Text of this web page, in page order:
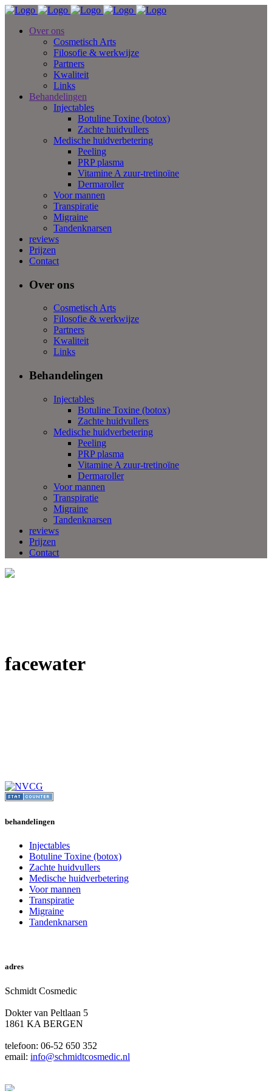
Over ons
Cosmetisch Arts
Filosofie & werkwijze
Partners
Kwaliteit
Links
Behandelingen
Injectables
Botuline Toxine (botox)
Zachte huidvullers
Medische huidverbetering
Peeling
PRP plasma
Vitamine A zuur-tretinoïne
Dermaroller
Voor mannen
Transpiratie
Migraine
Tandenknarsen
reviews
Prijzen
Contact
Over ons
Cosmetisch Arts
Filosofie & werkwijze
Partners
Kwaliteit
Links
Behandelingen
Injectables
Botuline Toxine (botox)
Zachte huidvullers
Medische huidverbetering
Peeling
PRP plasma
Vitamine A zuur-tretinoïne
Dermaroller
Voor mannen
Transpiratie
Migraine
Tandenknarsen
reviews
Prijzen
Contact
facewater
behandelingen
Injectables
Botuline Toxine (botox)
Zachte huidvullers
Medische huidverbetering
Voor mannen
Transpiratie
Migraine
Tandenknarsen
adres
Schmidt Cosmedic
Dokter van Peltlaan 5
1861 KA BERGEN
telefoon: 06-52 650 352
email: info@schmidtcosmedic.nl